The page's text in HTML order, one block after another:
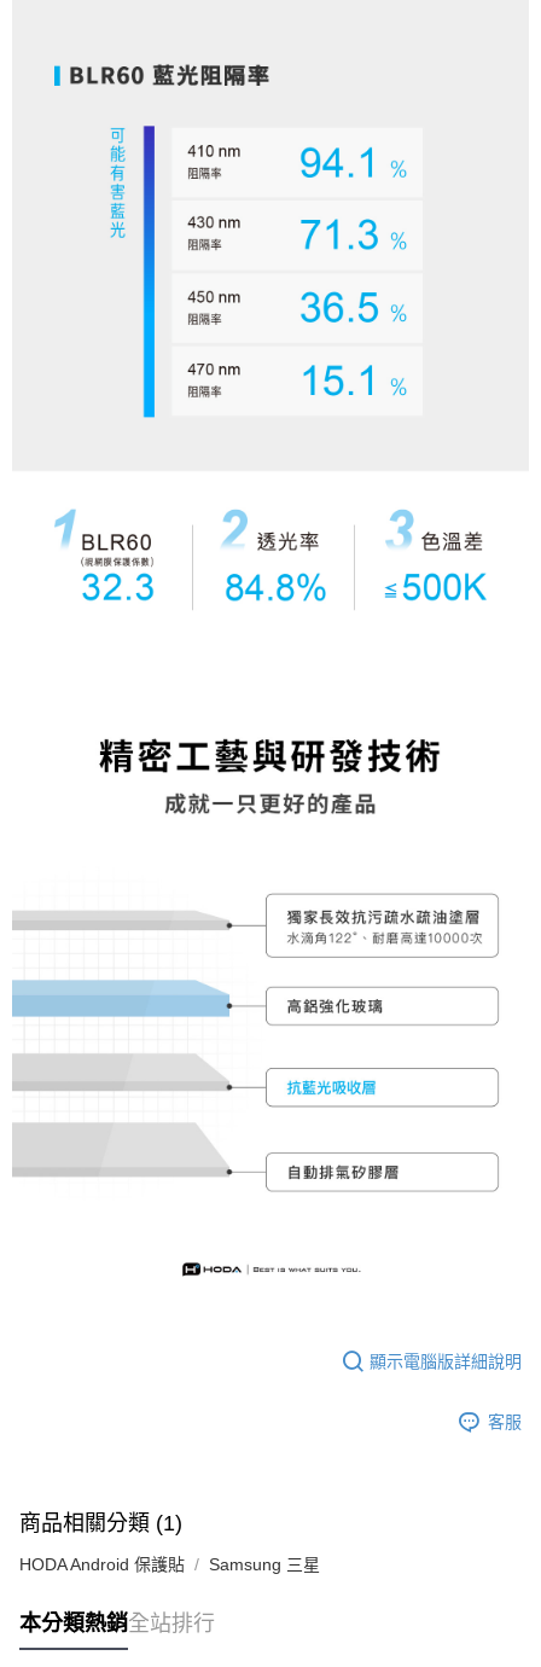
顯示電腦版詳細說明
客服
商品相關分類 (1)
HODA Android 保護貼 Samsung 三星
本分類熱銷全站排行